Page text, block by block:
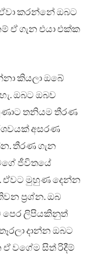
කරන්නේ ඔබට
ඒ ගැන එයා එක්ක
කියලා ඔබේ
ඔබට ඔබව
තනියම තීරණ
අසරණ
තීරණ ගැන
ජීවිතයේ
ඒවට මුහුණ දෙන්න
ප්‍රශ්න. ඔබ
පෙර ලිපියකිනුත්
දාන්න ඔබට
වගේම සිත් රිදීම්